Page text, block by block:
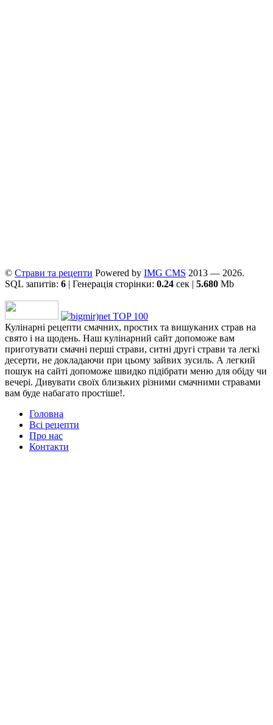
© Страви та рецепти Powered by ІMG CMS 2013 — 2026.
SQL запитів: 6 | Генерація сторінки: 0.24 сек | 5.680 Mb
Кулінарні рецепти смачних, простих та вишуканих страв на
свято і на щодень. Наш кулінарний сайт допоможе вам
приготувати смачні перші страви, ситні другі страви та легкі
десерти, не докладаючи при цьому зайвих зусиль. А легкий
пошук на сайті допоможе швидко підібрати меню для обіду чи
вечері. Дивувати своїх близьких різними смачними стравами
вам буде набагато простіше!.
Головна
Всі рецепти
Про нас
Контакти